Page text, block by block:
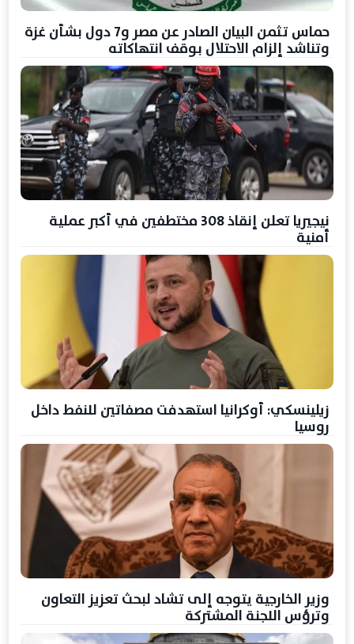
حماس تثمن البيان الصادر عن مصر و7 دول بشأن غزة
وتناشد إلزام الاحتلال بوقف انتهاكاته
نيجيريا تعلن إنقاذ 308 مختطفين في أكبر عملية
أمنية
زيلينسكي: أوكرانيا استهدفت مصفاتين للنفط داخل
روسيا
وزير الخارجية يتوجه إلى تشاد لبحث تعزيز التعاون
وترؤس اللجنة المشتركة